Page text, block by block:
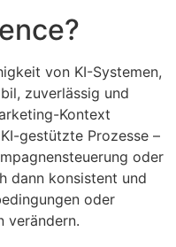
von KI-Systemen,
zuverlässig und
Kontext
gestützte Prozesse –
oder
dann konsistent und
oder
verändern.